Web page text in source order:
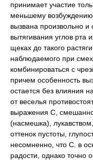
принимает участие
меньшему
вызвана произвольно и
вытягивания углов
щеках до такого
наблюдаемого при
комбинироваться с
причем особенность
остается без влияния
от веселья
выражения С,
(насмешка),
оттенок пустоты,
несомненно, что С. в
радости, однако точно